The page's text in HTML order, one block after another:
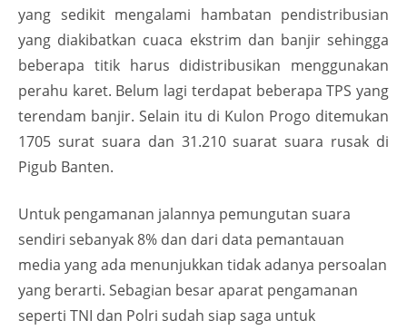
yang sedikit mengalami hambatan pendistribusian
yang diakibatkan cuaca ekstrim dan banjir sehingga
beberapa titik harus didistribusikan menggunakan
perahu karet. Belum lagi terdapat beberapa TPS yang
terendam banjir. Selain itu di Kulon Progo ditemukan
1705 surat suara dan 31.210 suarat suara rusak di
Pigub Banten.
Untuk pengamanan jalannya pemungutan suara
sendiri sebanyak 8% dan dari data pemantauan
media yang ada menunjukkan tidak adanya persoalan
yang berarti. Sebagian besar aparat pengamanan
seperti TNI dan Polri sudah siap saga untuk